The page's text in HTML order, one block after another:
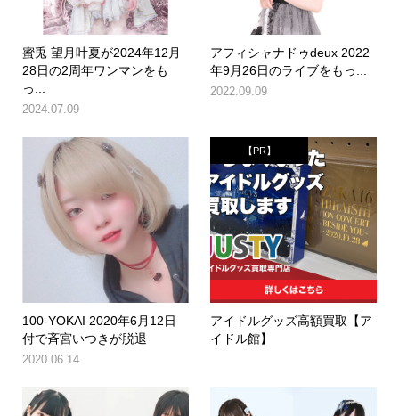
蜜兎 望月叶夏が2024年12月
28日の2周年ワンマンをも
っ...
2024.07.09
アフィシャナドゥdeux 2022
年9月26日のライブをもっ...
2022.09.09
100-YOKAI 2020年6月12日
付で斉宮いつきが脱退
2020.06.14
【PR】
アイドルグッズ高額買取【ア
イドル館】